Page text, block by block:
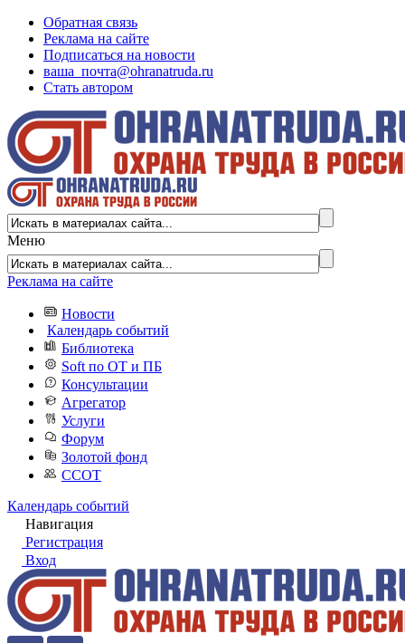
Обратная связь
Реклама на сайте
Подписаться на новости
ваша_почта@ohranatruda.ru
Стать автором
Меню
Реклама на сайте
Новости
Календарь событий
Библиотека
Soft по ОТ и ПБ
Консультации
Агрегатор
Услуги
Форум
Золотой фонд
ССОТ
Календарь событий
Навигация
Регистрация
Вход